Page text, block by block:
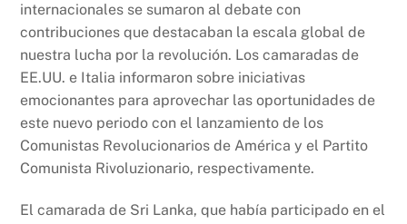
internacionales se sumaron al debate con
contribuciones que destacaban la escala global de
nuestra lucha por la revolución. Los camaradas de
EE.UU. e Italia informaron sobre iniciativas
emocionantes para aprovechar las oportunidades de
este nuevo periodo con el lanzamiento de los
Comunistas Revolucionarios de América y el Partito
Comunista Rivoluzionario, respectivamente.
El camarada de Sri Lanka, que había participado en el